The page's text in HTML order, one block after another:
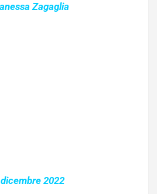
Zagaglia
2022